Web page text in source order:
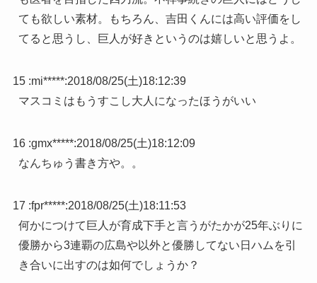
ても欲しい素材。もちろん、吉田くんには高い評価をし
てると思うし、巨人が好きというのは嬉しいと思うよ。
15 :mi*****:2018/08/25(土)18:12:39
マスコミはもうすこし大人になったほうがいい
16 :gmx*****:2018/08/25(土)18:12:09
なんちゅう書き方や。。
17 :fpr*****:2018/08/25(土)18:11:53
何かにつけて巨人が育成下手と言うがたかが25年ぶりに
優勝から3連覇の広島や以外と優勝してない日ハムを引
き合いに出すのは如何でしょうか？